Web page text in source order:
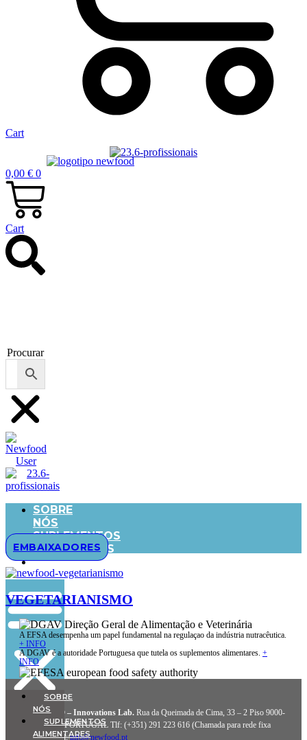
Cart
0,00 € 0
Cart
Procurar
SOBRE
NÓS
SUPLEMENTOS
ALIMENTARES
BLOG
SOBRE
NÓS
SUPLEMENTOS
ALIMENTARES
EMBAIXADORES
VEGETARIANISMO
A EFSA desempenha um papel fundamental na regulaçao da indústria nutracêutica.
+ INFO
A DGAV é a autoridade Portuguesa que tutela os suplementos alimentares. +
INFO
NEWFOOD® – Innovations Lab. Rua da Queimada de Cima, 33 – 2 Piso 9000-
065 Funchal – PORTUGAL Tlf: (+351) 291 223 616 (Chamada para rede fixa
nacional) Email:info@newfood.pt